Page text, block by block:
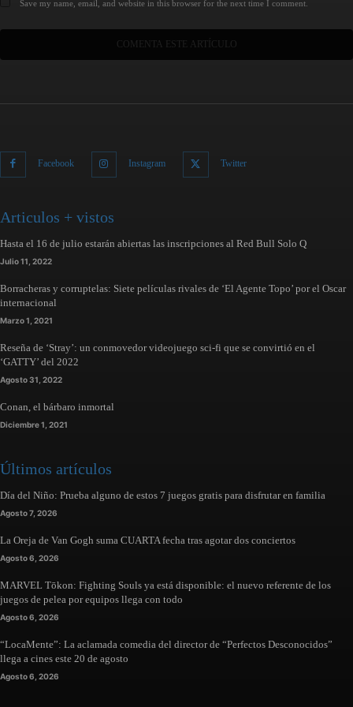
Save my name, email, and website in this browser for the next time I comment.
Facebook Instagram Twitter
Articulos + vistos
Hasta el 16 de julio estarán abiertas las inscripciones al Red Bull Solo Q
Julio 11, 2022
Borracheras y corruptelas: Siete películas rivales de ‘El Agente Topo’ por el Oscar
internacional
Marzo 1, 2021
Reseña de ‘Stray’: un conmovedor videojuego sci-fi que se convirtió en el
‘GATTY’ del 2022
Agosto 31, 2022
Conan, el bárbaro inmortal
Diciembre 1, 2021
Últimos artículos
Día del Niño: Prueba alguno de estos 7 juegos gratis para disfrutar en familia
Agosto 7, 2026
La Oreja de Van Gogh suma CUARTA fecha tras agotar dos conciertos
Agosto 6, 2026
MARVEL Tōkon: Fighting Souls ya está disponible: el nuevo referente de los
juegos de pelea por equipos llega con todo
Agosto 6, 2026
“LocaMente”: La aclamada comedia del director de “Perfectos Desconocidos”
llega a cines este 20 de agosto
Agosto 6, 2026